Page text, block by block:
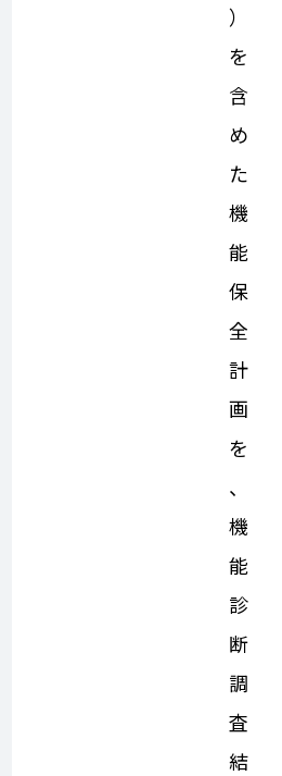
）
を
含
め
た
機
能
保
全
計
画
を
、
機
能
診
断
調
査
結